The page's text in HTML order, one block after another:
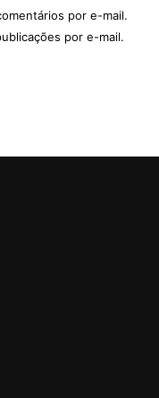
por e-mail.
por e-mail.